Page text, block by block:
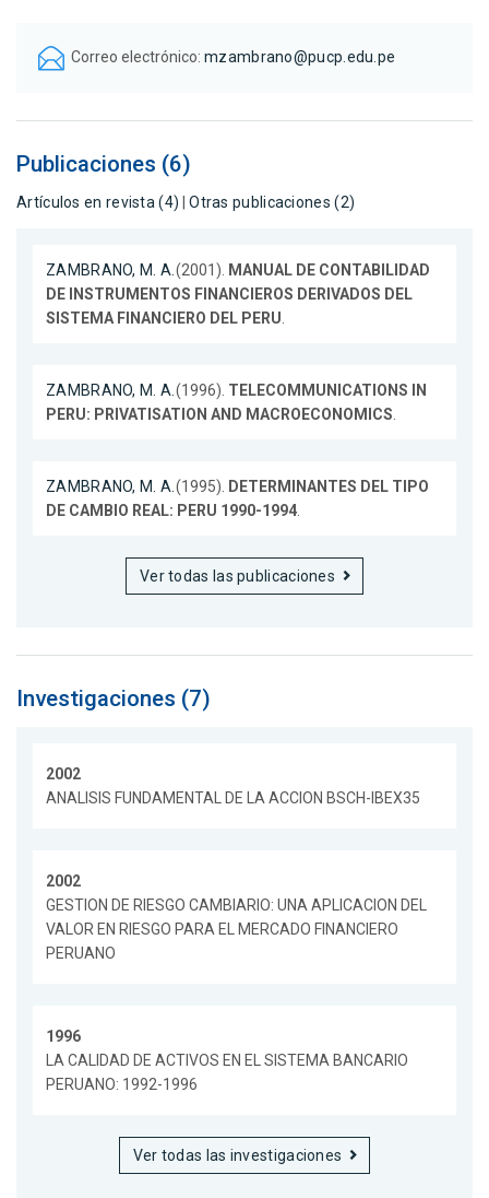
Correo electrónico: mzambrano@pucp.edu.pe
Publicaciones (6)
Artículos en revista (4) |Otras publicaciones (2)
ZAMBRANO, M. A. (2001).
MANUAL DE CONTABILIDAD
DE INSTRUMENTOS FINANCIEROS DERIVADOS DEL
SISTEMA FINANCIERO DEL PERU
ZAMBRANO, M. A. (1996). TELECOMMUNICATIONS IN
PERU: PRIVATISATION AND MACROECONOMICS
ZAMBRANO, M. A. (1995).
DETERMINANTES DEL TIPO
DE CAMBIO REAL: PERU 1990-1994
Ver todas las publicaciones
Investigaciones (7)
2002
ANALISIS FUNDAMENTAL DE LA ACCION BSCH-IBEX35
2002
GESTION DE RIESGO CAMBIARIO: UNA APLICACION DEL
VALOR EN RIESGO PARA EL MERCADO FINANCIERO
PERUANO
1996
LA CALIDAD DE ACTIVOS EN EL SISTEMA BANCARIO
PERUANO: 1992-1996
Ver todas las investigaciones